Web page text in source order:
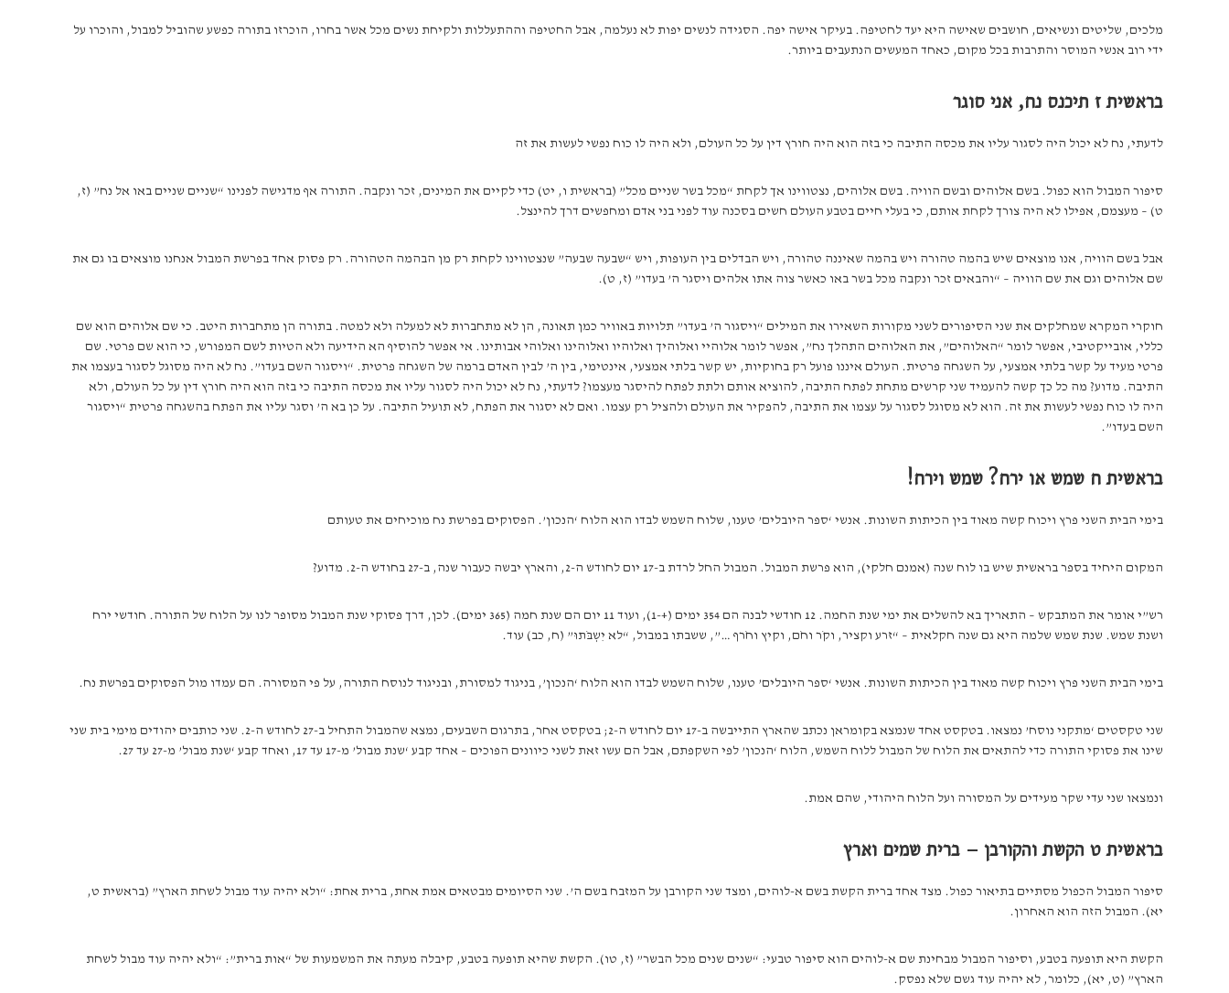
מלכים, שליטים ונשיאים, חושבים שאישה היא יעד לחטיפה. בעיקר אישה יפה. הסגידה לנשים יפות לא נעלמה, אבל החטיפה וההתעללות ולקיחת נשים מכל אשר בחרו, הוכרזו בתורה כפשע שהוביל למבול, והוכרו על
ידי רוב אנשי המוסר והתרבות בכל מקום, כאחד המעשים הנתעבים ביותר.
בראשית ז תיכנס נח, אני סוגר
לדעתי, נח לא יכול היה לסגור עליו את מכסה התיבה כי בזה הוא היה חורץ דין על כל העולם, ולא היה לו כוח נפשי לעשות את זה
סיפור המבול הוא כפול. בשם אלוהים ובשם הוויה. בשם אלוהים, נצטווינו אך לקחת “מכל בשר שניים מכל” (בראשית ו, יט) כדי לקיים את המינים, זכר ונקבה. התורה אף מדגישה לפנינו “שניים שניים באו אל נח” (ז,
ט) – מעצמם, אפילו לא היה צורך לקחת אותם, כי בעלי חיים בטבע העולם חשים בסכנה עוד לפני בני אדם ומחפשים דרך להינצל.
אבל בשם הוויה, אנו מוצאים שיש בהמה טהורה ויש בהמה שאיננה טהורה, ויש הבדלים בין העופות, ויש “שבעה שבעה” שנצטווינו לקחת רק מן הבהמה הטהורה. רק פסוק אחד בפרשת המבול אנחנו מוצאים בו גם את
שם אלוהים וגם את שם הוויה – “והבאים זכר ונקבה מכל בשר באו כאשר צוה אתו אלהים ויסגר ה’ בעדו” (ז, ט).
חוקרי המקרא שמחלקים את שני הסיפורים לשני מקורות השאירו את המילים “ויסגור ה’ בעדו” תלויות באוויר כמן תאונה, הן לא מתחברות לא למעלה ולא למטה. בתורה הן מתחברות היטב. כי שם אלוהים הוא שם
כללי, אובייקטיבי, אפשר לומר “האלוהים”, את האלוהים התהלך נח”, אפשר לומר אלוהיי ואלוהיך ואלוהיו ואלוהינו ואלוהי אבותינו. אי אפשר להוסיף הא הידיעה ולא הטיות לשם המפורש, כי הוא שם פרטי. שם
פרטי מעיד על קשר בלתי אמצעי, על השגחה פרטית. העולם איננו פועל רק בחוקיות, יש קשר בלתי אמצעי, אינטימי, בין ה’ לבין האדם ברמה של השגחה פרטית. “ויסגור השם בעדו”. נח לא היה מסוגל לסגור בעצמו את
התיבה. מדוע? מה כל כך קשה להעמיד שני קרשים מתחת לפתח התיבה, להוציא אותם ולתת לפתח להיסגר מעצמו? לדעתי, נח לא יכול היה לסגור עליו את מכסה התיבה כי בזה הוא היה חורץ דין על כל העולם, ולא
היה לו כוח נפשי לעשות את זה. הוא לא מסוגל לסגור על עצמו את התיבה, להפקיר את העולם ולהציל רק עצמו. ואם לא יסגור את הפתח, לא תועיל התיבה. על כן בא ה’ וסגר עליו את הפתח בהשגחה פרטית “ויסגור
השם בעדו”.
בראשית ח שמש או ירח? שמש וירח!
בימי הבית השני פרץ ויכוח קשה מאוד בין הכיתות השונות. אנשי ‘ספר היובלים’ טענו, שלוח השמש לבדו הוא הלוח ‘הנכון’. הפסוקים בפרשת נח מוכיחים את טעותם
המקום היחיד בספר בראשית שיש בו לוח שנה (אמנם חלקי), הוא פרשת המבול. המבול החל לרדת ב-17 יום לחודש ה-2, והארץ יבשה כעבור שנה, ב-27 בחודש ה-2. מדוע?
רש”י אומר את המתבקש – התאריך בא להשלים את ימי שנת החמה. 12 חודשי לבנה הם 354 ימים (+-1), ועוד 11 יום הם שנת חמה (365 ימים). לכן, דרך פסוקי שנת המבול מסופר לנו על הלוח של התורה. חודשי ירח
ושנת שמש. שנת שמש שלמה היא גם שנה חקלאית – “זרע וקציר, וקֹר וחֹם, וקיץ וחֹרף …”, ששבתו במבול, “לא יִשְבֹּתוּ” (ח, כב) עוד.
בימי הבית השני פרץ ויכוח קשה מאוד בין הכיתות השונות. אנשי ‘ספר היובלים’ טענו, שלוח השמש לבדו הוא הלוח ‘הנכון’, בניגוד למסורת, ובניגוד לנוסח התורה, על פי המסורה. הם עמדו מול הפסוקים בפרשת נח.
שני טקסטים ‘מתקני נוסח’ נמצאו. בטקסט אחד שנמצא בקומראן נכתב שהארץ התייבשה ב-17 יום לחודש ה-2; בטקסט אחר, בתרגום השבעים, נמצא שהמבול התחיל ב-27 לחודש ה-2. שני כותבים יהודים מימי בית שני
שינו את פסוקי התורה כדי להתאים את הלוח של המבול ללוח השמש, הלוח ‘הנכון’ לפי השקפתם, אבל הם עשו זאת לשני כיוונים הפוכים – אחד קבע ‘שנת מבול’ מ-17 עד 17, ואחד קבע ‘שנת מבול’ מ-27 עד 27.
ונמצאו שני עדי שקר מעידים על המסורה ועל הלוח היהודי, שהם אמת.
בראשית ט הקשת והקורבן – ברית שמים וארץ
סיפור המבול הכפול מסתיים בתיאור כפול. מצד אחד ברית הקשת בשם א-לוהים, ומצד שני הקורבן על המזבח בשם ה’. שני הסיומים מבטאים אמת אחת, ברית אחת: “ולא יהיה עוד מבול לשחת הארץ” (בראשית ט,
יא). המבול הזה הוא האחרון.
הקשת היא תופעה בטבע, וסיפור המבול מבחינת שם א-לוהים הוא סיפור טבעי: “שנים שנים מכל הבשר” (ז, טו). הקשת שהיא תופעה בטבע, קיבלה מעתה את המשמעות של “אות ברית”: “ולא יהיה עוד מבול לשחת
הארץ” (ט, יא), כלומר, לא יהיה עוד גשם שלא נפסק.